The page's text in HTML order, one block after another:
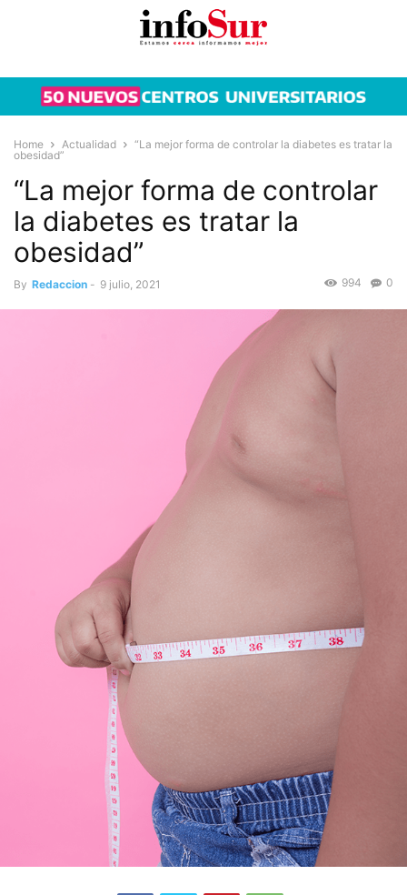
Home Actualidad
“La mejor forma de controlar la diabetes es tratar la
obesidad”
“La mejor forma de controlar
la diabetes es tratar la
obesidad”
By Redaccion - 9 julio, 2021 0
994